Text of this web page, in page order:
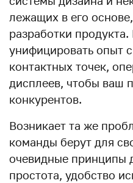
лежащих в его
разработки
унифицировать опыт
контактных точек,
дисплеев, чтобы ваш
конкурентов.
Возникает та же
команды берут для
очевидные принципы
простота, удобство